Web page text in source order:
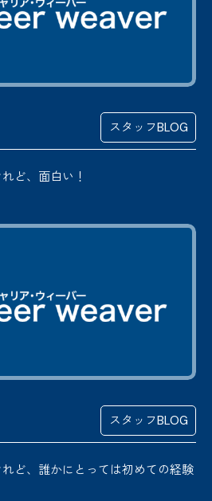
スタッフBLOG
ど、面白い！
スタッフBLOG
ど、誰かにとっては初めての経験